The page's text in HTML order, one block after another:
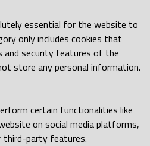
essential for the website to
only includes cookies that
and security features of the
store any personal information.
certain functionalities like
on social media platforms,
third-party features.